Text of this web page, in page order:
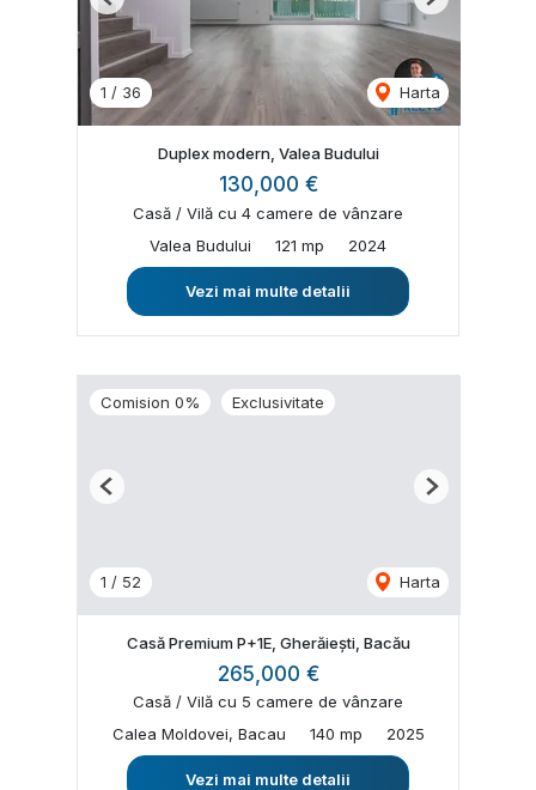
1 / 36 Harta
Previous Next
Duplex modern, Valea Budului
130,000 €
Casă / Vilă cu 4 camere de vânzare
Valea Budului
121 mp 2024
Vezi mai multe detalii
Comision 0% Exclusivitate
1 / 52 Harta
Previous Next
Casă Premium P+1E, Gherăiești, Bacău
265,000 €
Casă / Vilă cu 5 camere de vânzare
Calea Moldovei, Bacau
140 mp 2025
Vezi mai multe detalii